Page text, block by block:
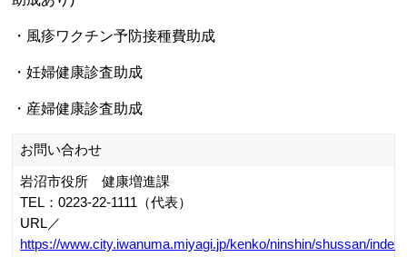
14回
【医療機関】
宮城県内協力医療機関
登米市福祉事務所子育て支援課